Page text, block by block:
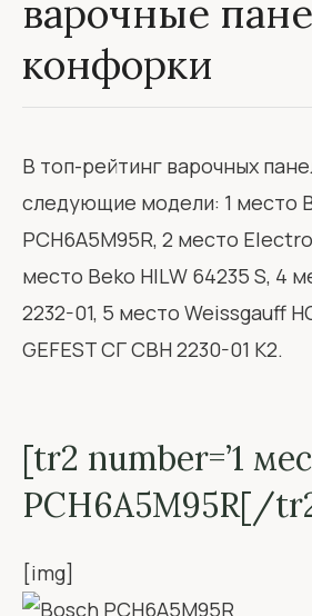
варочные
конфорки
В топ-рейтинг варочных
следующие модели: 1 место
PCH6A5M95R, 2 место
место Beko HILW 64235 S, 4
2232-01, 5 место Weissgauff
GEFEST СГ СВН 2230-01 К2.
[tr2 number=’1
PCH6A5M95R[/
[img]